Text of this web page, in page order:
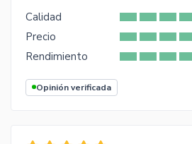
Calidad
Precio
Rendimiento
Opinión verificada